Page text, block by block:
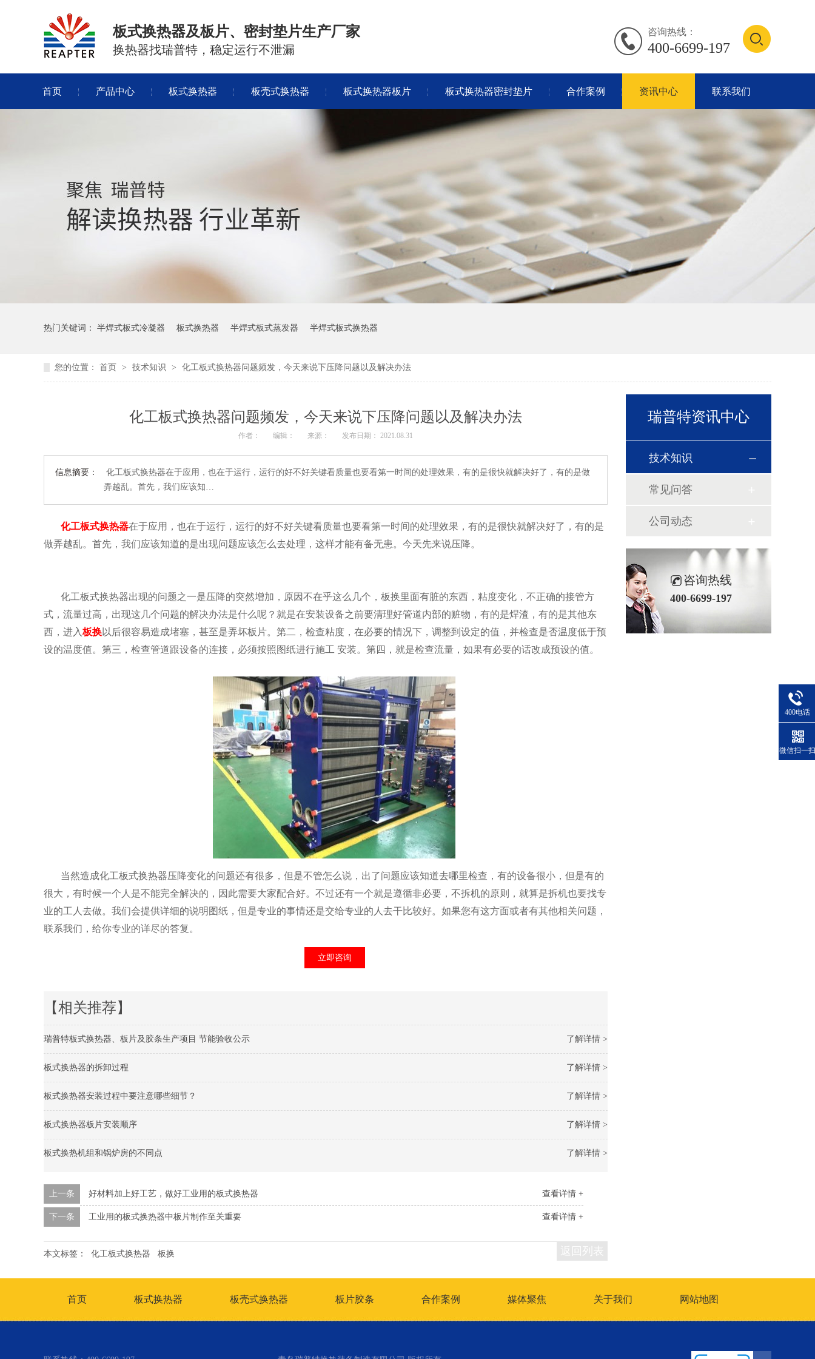
板式换热器及板片、密封垫片生产厂家
换热器找瑞普特，稳定运行不泄漏
咨询热线：
400-6699-197
首页 产品中心 板式换热器 板壳式换热器 板式换热器板片 板式换热器密封垫片 合作案例 资讯中心 联系我们
热门关键词： 半焊式板式冷凝器 板式换热器 半焊式板式蒸发器 半焊式板式换热器
您的位置： 首页 > 技术知识 > 化工板式换热器问题频发，今天来说下压降问题以及解决办法
化工板式换热器问题频发，今天来说下压降问题以及解决办法
作者： 编辑： 来源： 发布日期： 2021.08.31
信息摘要：
化工板式换热器在于应用，也在于运行，运行的好不好关键看质量也要看第一时间的处理效果，有的是很快就解决好了，有的是做
弄越乱。首先，我们应该知…
化工板式换热器在于应用，也在于运行，运行的好不好关键看质量也要看第一时间的处理效果，有的是很快就解决好了，有的是
做弄越乱。首先，我们应该知道的是出现问题应该怎么去处理，这样才能有备无患。今天先来说压降。
化工板式换热器出现的问题之一是压降的突然增加，原因不在乎这么几个，板换里面有脏的东西，粘度变化，不正确的接管方
式，流量过高，出现这几个问题的解决办法是什么呢？就是在安装设备之前要清理好管道内部的赃物，有的是焊渣，有的是其他东
西，进入板换以后很容易造成堵塞，甚至是弄坏板片。第二，检查粘度，在必要的情况下，调整到设定的值，并检查是否温度低于预
设的温度值。第三，检查管道跟设备的连接，必须按照图纸进行施工 安装。第四，就是检查流量，如果有必要的话改成预设的值。
当然造成化工板式换热器压降变化的问题还有很多，但是不管怎么说，出了问题应该知道去哪里检查，有的设备很小，但是有的
很大，有时候一个人是不能完全解决的，因此需要大家配合好。不过还有一个就是遵循非必要，不拆机的原则，就算是拆机也要找专
业的工人去做。我们会提供详细的说明图纸，但是专业的事情还是交给专业的人去干比较好。如果您有这方面或者有其他相关问题，
联系我们，给你专业的详尽的答复。
立即咨询
【相关推荐】
了解详情 >
瑞普特板式换热器、板片及胶条生产项目 节能验收公示
了解详情 >
板式换热器的拆卸过程
了解详情 >
板式换热器安装过程中要注意哪些细节？
了解详情 >
板式换热器板片安装顺序
了解详情 >
板式换热机组和锅炉房的不同点
查看详情 +
上一条 好材料加上好工艺，做好工业用的板式换热器
查看详情 +
下一条 工业用的板式换热器中板片制作至关重要
返回列表
本文标签： 化工板式换热器 板换
瑞普特资讯中心
技术知识
常见问答
公司动态
咨询热线
400-6699-197
首页 板式换热器 板壳式换热器 板片胶条 合作案例 媒体聚焦 关于我们 网站地图
400电话
微信扫一扫